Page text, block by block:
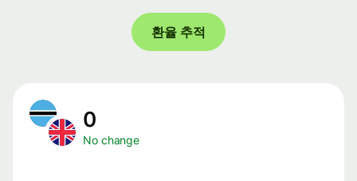
환율 추적
0
No change